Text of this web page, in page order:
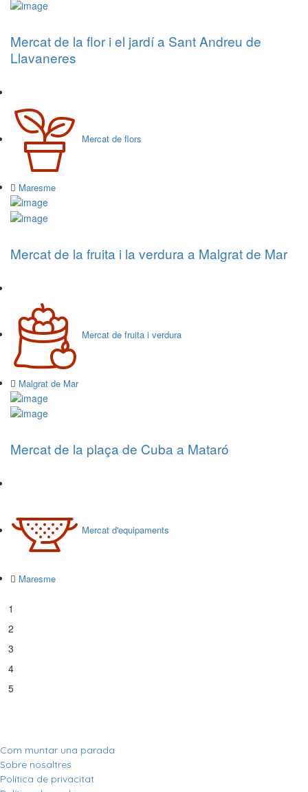
Mercat de la flor i el jardí a Sant Andreu de
Llavaneres
Mercat de flors
Maresme
Mercat de la fruita i la verdura a Malgrat de Mar
Mercat de fruita i verdura
Malgrat de Mar
Mercat de la plaça de Cuba a Mataró
Mercat d'equipaments
Maresme
1
2
3
4
5
Com muntar una parada
Sobre nosaltres
Política de privacitat